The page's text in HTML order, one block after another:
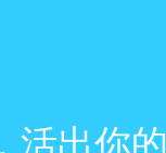
出你